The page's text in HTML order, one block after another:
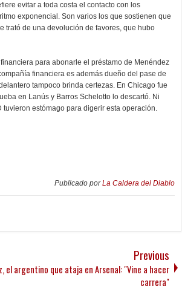
evitar a toda costa el contacto con los
exponencial. Son varios los que sostienen que
trató de una devolución de favores, que hubo
para abonarle el préstamo de Menéndez
financiera es además dueño del pase de
tampoco brinda certezas. En Chicago fue
en Lanús y Barros Schelotto lo descartó. Ni
estómago para digerir esta operación.
Publicado porLa Caldera del Diablo
Previous
el argentino que ataja en Arsenal: "Vine a hacer
carrera"